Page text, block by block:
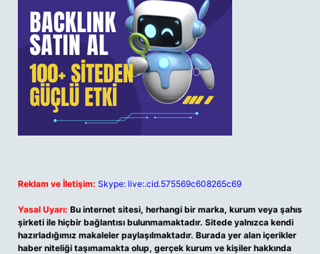
Reklam ve İletişim: Skype: live:.cid.575569c608265c69
Yasal Uyarı: Bu internet sitesi, herhangi bir marka, kurum veya şahıs
şirketi ile hiçbir bağlantısı bulunmamaktadır. Sitede yalnızca kendi
hazırladığımız makaleler paylaşılmaktadır. Burada yer alan içerikler
haber niteliği taşımamakta olup, gerçek kurum ve kişiler hakkında